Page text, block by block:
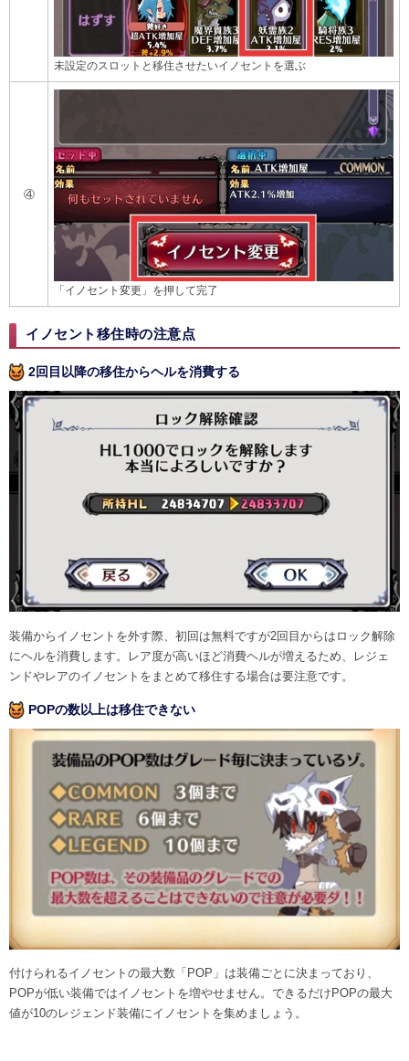
未設定のスロットと移住させたいイノセントを選ぶ
④
「イノセント変更」を押して完了
イノセント移住時の注意点
2回目以降の移住からヘルを消費する
装備からイノセントを外す際、初回は無料ですが2回目からはロック解除
にヘルを消費します。レア度が高いほど消費ヘルが増えるため、レジェ
ンドやレアのイノセントをまとめて移住する場合は要注意です。
POPの数以上は移住できない
付けられるイノセントの最大数「POP」は装備ごとに決まっており、
POPが低い装備ではイノセントを増やせません。できるだけPOPの最大
値が10のレジェンド装備にイノセントを集めましょう。